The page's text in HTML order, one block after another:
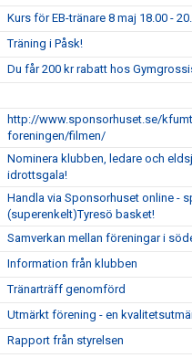
Kurs för EB-tränare 8 maj 18.00 -
Träning i Påsk!
Du får 200 kr rabatt hos
http://www.sponsorhuset.se/
foreningen/filmen/
Nominera klubben, ledare och
idrottsgala!
Handla via Sponsorhuset online -
(superenkelt)Tyresö basket!
Samverkan mellan föreningar i
Information från klubben
Tränarträff genomförd
Utmärkt förening - en
Rapport från styrelsen